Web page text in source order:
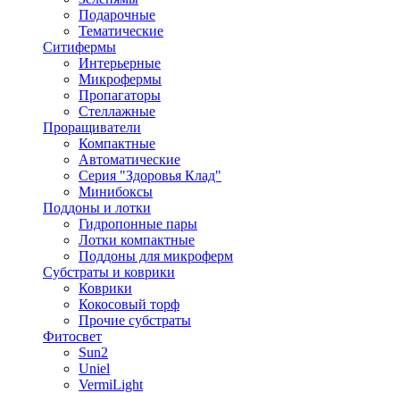
Подарочные
Тематические
Ситифермы
Интерьерные
Микрофермы
Пропагаторы
Стеллажные
Проращиватели
Компактные
Автоматические
Серия "Здоровья Клад"
Минибоксы
Поддоны и лотки
Гидропонные пары
Лотки компактные
Поддоны для микроферм
Субстраты и коврики
Коврики
Кокосовый торф
Прочие субстраты
Фитосвет
Sun2
Uniel
VermiLight